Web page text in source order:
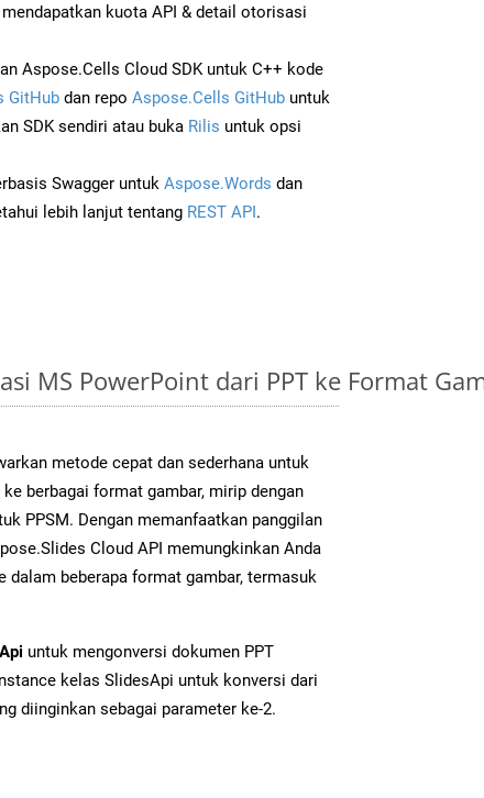
kuota API & detail otorisasi
Aspose.Cells Cloud SDK untuk C++ kode
GitHub dan repo Aspose.Cells GitHub untuk
SDK sendiri atau buka Rilis untuk opsi
Swagger untuk Aspose.Words dan
lebih lanjut tentang REST API.
MS PowerPoint dari PPT ke Format
metode cepat dan sederhana untuk
berbagai format gambar, mirip dengan
PPSM. Dengan memanfaatkan panggilan
Cloud API memungkinkan Anda
dalam beberapa format gambar, termasuk
untuk mengonversi dokumen PPT
kelas SlidesApi untuk konversi dari
diinginkan sebagai parameter ke-2.